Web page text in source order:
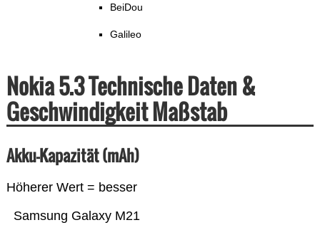
BeiDou
Galileo
Nokia 5.3 Technische Daten &
Geschwindigkeit Maßstab
Akku-Kapazität (mAh)
Höherer Wert = besser
Samsung Galaxy M21